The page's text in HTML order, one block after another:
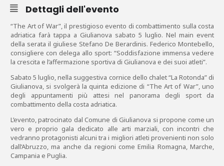
Dettagli dell'evento
“The Art of War”, il prestigioso evento di combattimento sulla costa
adriatica farà tappa a Giulianova sabato 5 luglio. Nel main event
della serata il giuliese Stefano De Berardinis. Federico Montebello,
consigliere con delega allo sport: “Soddisfazione immensa vedere
la crescita e l’affermazione sportiva di Giulianova e dei suoi atleti”.
Sabato 5 luglio, nella suggestiva cornice dello chalet “La Rotonda” di
Giulianova, si svolgerà la quinta edizione di “The Art of War”, uno
degli appuntamenti più attesi nel panorama degli sport da
combattimento della costa adriatica.
L’evento, patrocinato dal Comune di Giulianova si propone come un
vero e proprio gala dedicato alle arti marziali, con incontri che
vedranno protagonisti alcuni tra i migliori atleti provenienti non solo
dall’Abruzzo, ma anche da regioni come Emilia Romagna, Marche,
Campania e Puglia.